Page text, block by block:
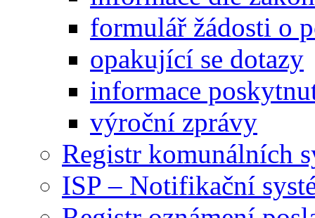
formulář žádosti o
opakující se dotazy
informace
výroční zprávy
Registr komunálních
ISP – Notifikační